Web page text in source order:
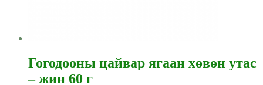
Гогодооны цайвар ягаан хөвөн утас
– жин 60 г